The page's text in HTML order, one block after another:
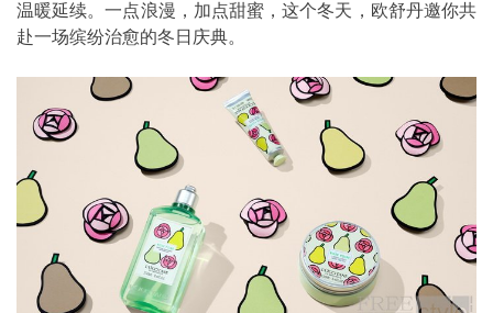
温暖延续。一点浪漫，加点甜蜜，这个冬天，欧舒丹邀你共
赴一场缤纷治愈的冬日庆典。